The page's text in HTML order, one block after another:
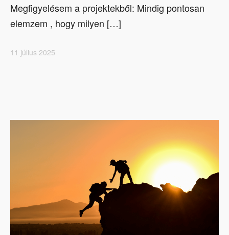
Megfigyelésem a projektekből: Mindig pontosan
elemzem , hogy milyen […]
11 július 2025